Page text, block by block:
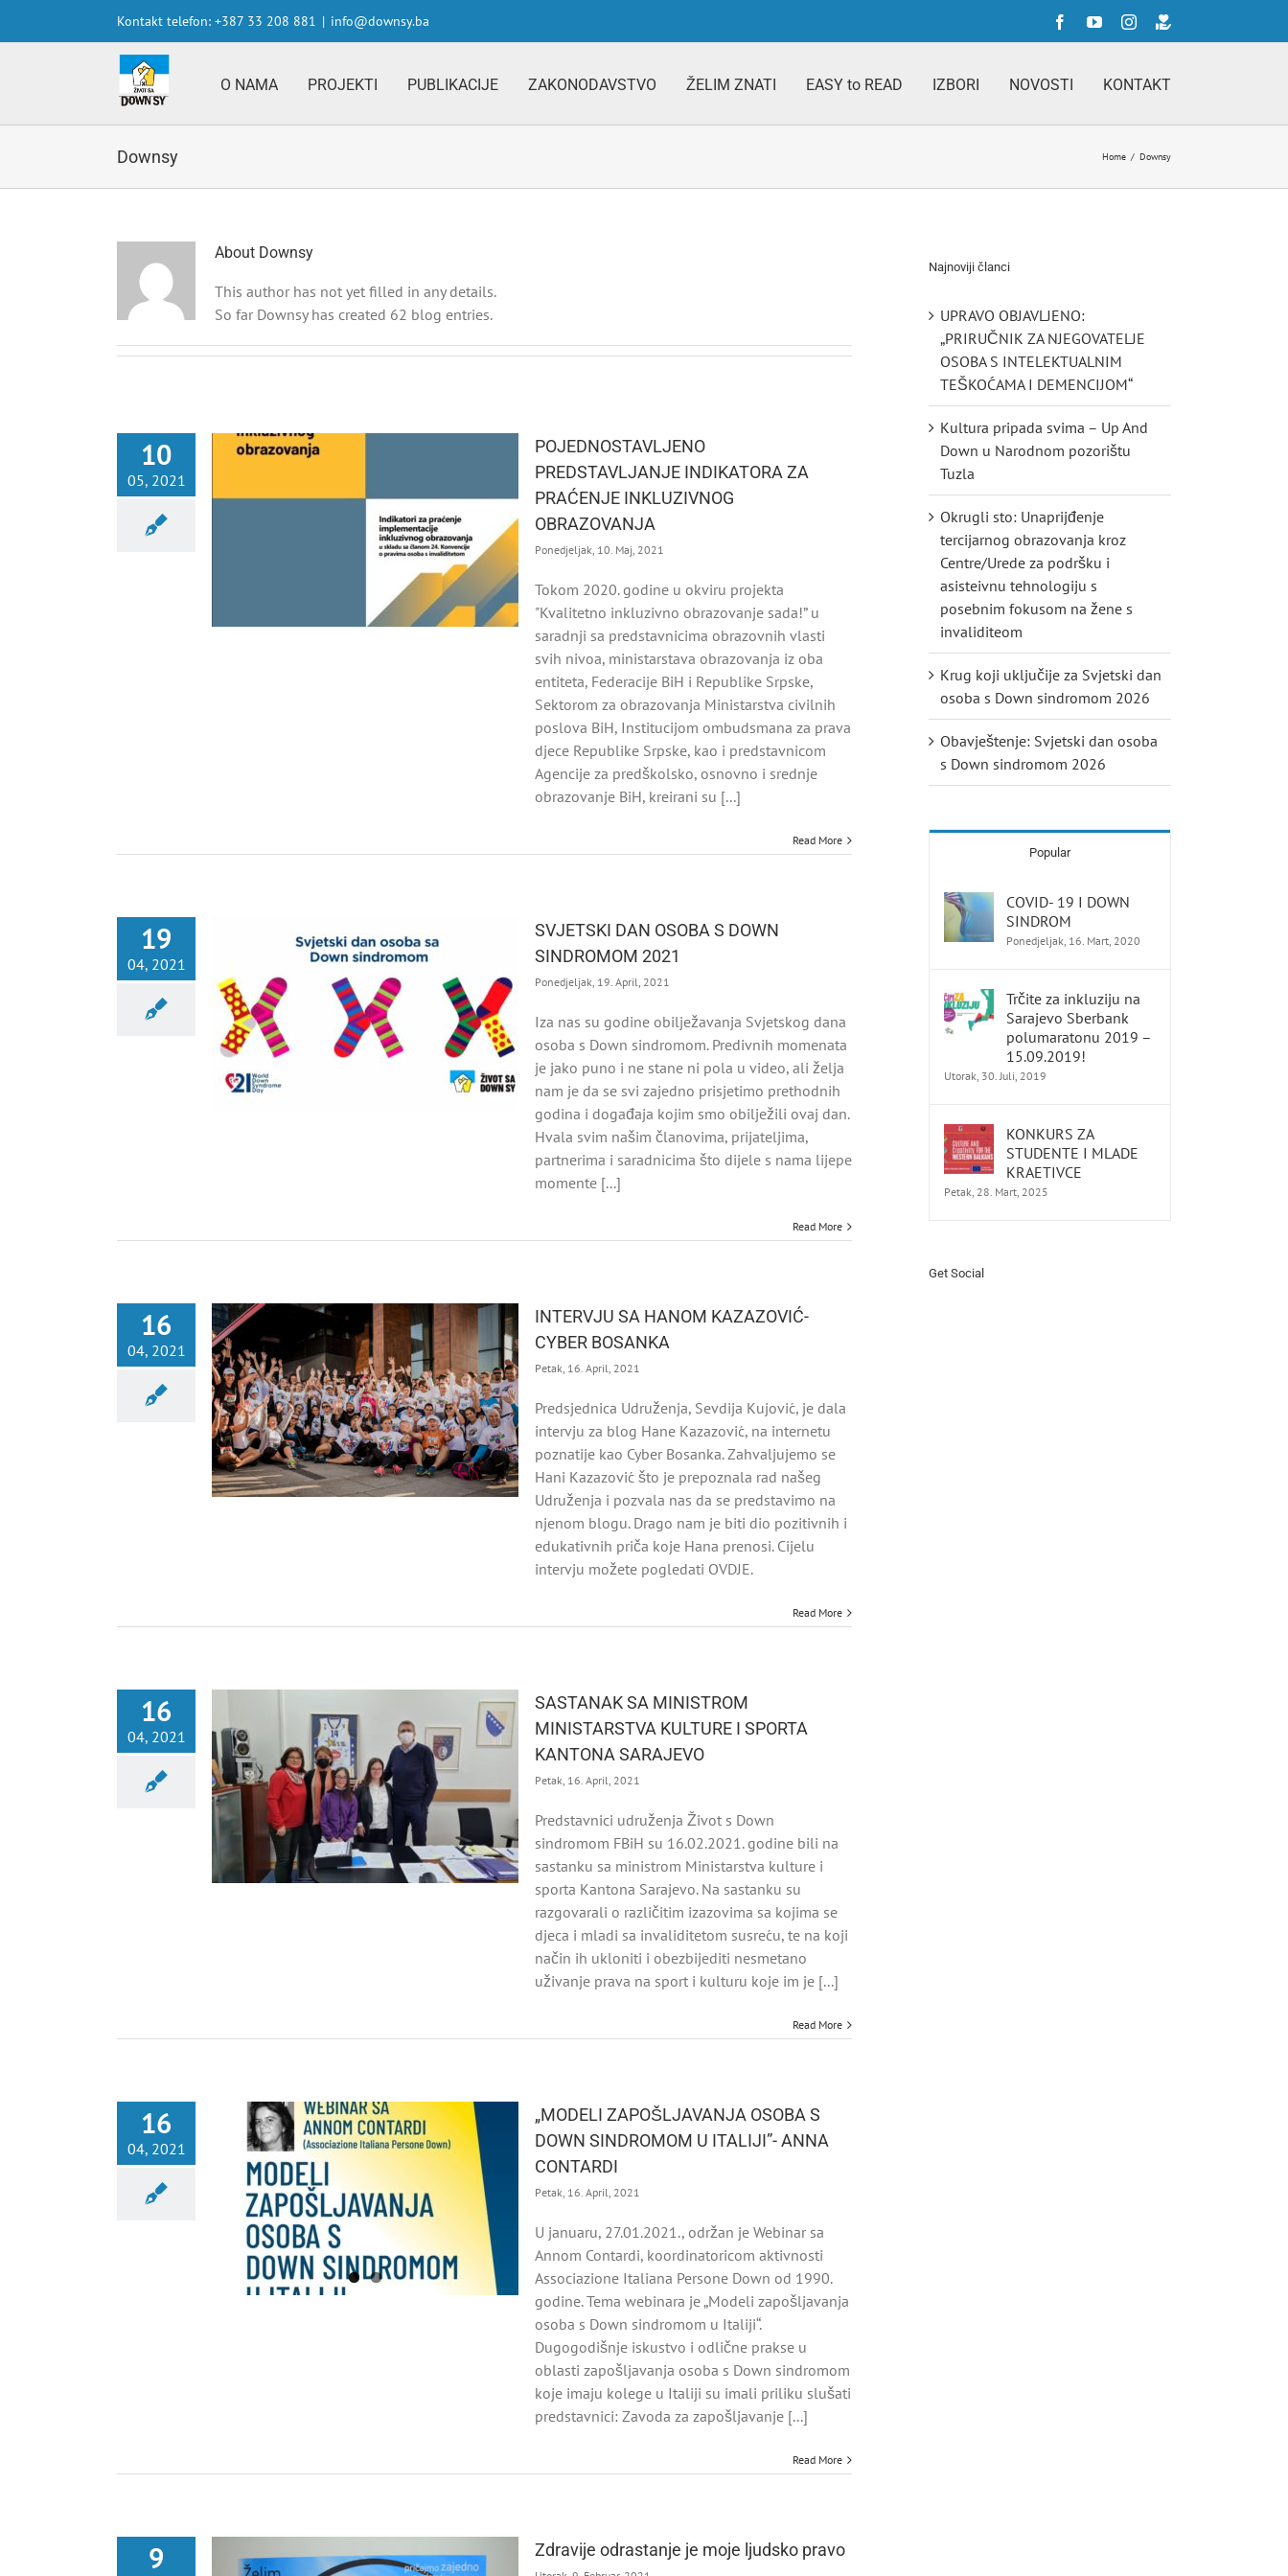
Kontakt telefon: +387 33 208 881 | info@downsy.ba FacebookYouTubeInstagram
Doniraj
O NAMA PROJEKTI PUBLIKACIJE ZAKONODAVSTVO ŽELIM ZNATI EASY to READ IZBORI NOVOSTI KONTAKT
Downsy Home / Downsy
About Downsy
This author has not yet filled in any details.
So far Downsy has created 62 blog entries.
10
05, 2021
PREDSTAVLJANJE
ZA PRAĆENJE INKLUZIVNOG
POJEDNOSTAVLJENO
PREDSTAVLJANJE INDIKATORA ZA
PRAĆENJE INKLUZIVNOG
OBRAZOVANJA
Ponedjeljak, 10. Maj, 2021
Tokom 2020. godine u okviru projekta
"Kvalitetno inkluzivno obrazovanje sada!” u
saradnji sa predstavnicima obrazovnih vlasti
svih nivoa, ministarstava obrazovanja iz oba
entiteta, Federacije BiH i Republike Srpske,
Sektorom za obrazovanja Ministarstva civilnih
poslova BiH, Institucijom ombudsmana za prava
djece Republike Srpske, kao i predstavnicom
Agencije za predškolsko, osnovno i srednje
obrazovanje BiH, kreirani su [...]
Read More
19
04, 2021
OSOBA S DOWN SINDROMOM
SVJETSKI DAN OSOBA S DOWN
SINDROMOM 2021
Ponedjeljak, 19. April, 2021
Iza nas su godine obilježavanja Svjetskog dana
osoba s Down sindromom. Predivnih momenata
je jako puno i ne stane ni pola u video, ali želja
nam je da se svi zajedno prisjetimo prethodnih
godina i događaja kojim smo obilježili ovaj dan.
Hvala svim našim članovima, prijateljima,
partnerima i saradnicima što dijele s nama lijepe
momente [...]
Read More
16
04, 2021
HANOM KAZAZOVIĆ- CYBER
INTERVJU SA HANOM KAZAZOVIĆ-
CYBER BOSANKA
Petak, 16. April, 2021
Predsjednica Udruženja, Sevdija Kujović, je dala
intervju za blog Hane Kazazović, na internetu
poznatije kao Cyber Bosanka. Zahvaljujemo se
Hani Kazazović što je prepoznala rad našeg
Udruženja i pozvala nas da se predstavimo na
njenom blogu. Drago nam je biti dio pozitivnih i
edukativnih priča koje Hana prenosi. Cijelu
intervju možete pogledati OVDJE.
Read More
16
04, 2021
MINISTROM MINISTARSTVA
SASTANAK SA MINISTROM
MINISTARSTVA KULTURE I SPORTA
KANTONA SARAJEVO
Petak, 16. April, 2021
Predstavnici udruženja Život s Down
sindromom FBiH su 16.02.2021. godine bili na
sastanku sa ministrom Ministarstva kulture i
sporta Kantona Sarajevo. Na sastanku su
razgovarali o različitim izazovima sa kojima se
djeca i mladi sa invaliditetom susreću, te na koji
način ih ukloniti i obezbijediti nesmetano
uživanje prava na sport i kulturu koje im je [...]
Read More
16
04, 2021
OSOBA S DOWN
„MODELI ZAPOŠLJAVANJA OSOBA S
DOWN SINDROMOM U ITALIJI”- ANNA
CONTARDI
Petak, 16. April, 2021
U januaru, 27.01.2021., održan je Webinar sa
Annom Contardi, koordinatoricom aktivnosti
Associazione Italiana Persone Down od 1990.
godine. Tema webinara je „Modeli zapošljavanja
osoba s Down sindromom u Italiji“.
Dugogodišnje iskustvo i odlične prakse u
oblasti zapošljavanja osoba s Down sindromom
koje imaju kolege u Italiji su imali priliku slušati
predstavnici: Zavoda za zapošljavanje [...]
Read More
9 Zdravije odrastanje je moje ljudsko pravo
Najnoviji članci
UPRAVO OBJAVLJENO:
„PRIRUČNIK ZA NJEGOVATELJE
OSOBA S INTELEKTUALNIM
TEŠKOĆAMA I DEMENCIJOM“
Kultura pripada svima – Up And
Down u Narodnom pozorištu
Tuzla
Okrugli sto: Unaprijđenje
tercijarnog obrazovanja kroz
Centre/Urede za podršku i
asisteivnu tehnologiju s
posebnim fokusom na žene s
invaliditeom
Krug koji uključije za Svjetski dan
osoba s Down sindromom 2026
Obavještenje: Svjetski dan osoba
s Down sindromom 2026
Popular
COVID- 19 I DOWN
SINDROM
Ponedjeljak, 16. Mart, 2020
Trčite za inkluziju na
Sarajevo Sberbank
polumaratonu 2019 –
15.09.2019!
Utorak, 30. Juli, 2019
KONKURS ZA
STUDENTE I MLADE
KRAETIVCE
Petak, 28. Mart, 2025
Get Social